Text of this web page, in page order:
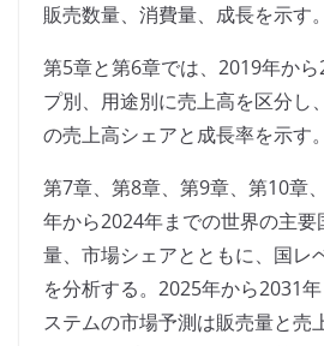
販売数量、消費量、成長を示す。
第5章と第6章では、2019年か
プ別、用途別に売上高を区分し
の売上高シェアと成長率を示す。
第7章、第8章、第9章、第10章
年から2024年までの世界の主
量、市場シェアとともに、国レ
を分析する。2025年から2031
ステムの市場予測は販売量と売